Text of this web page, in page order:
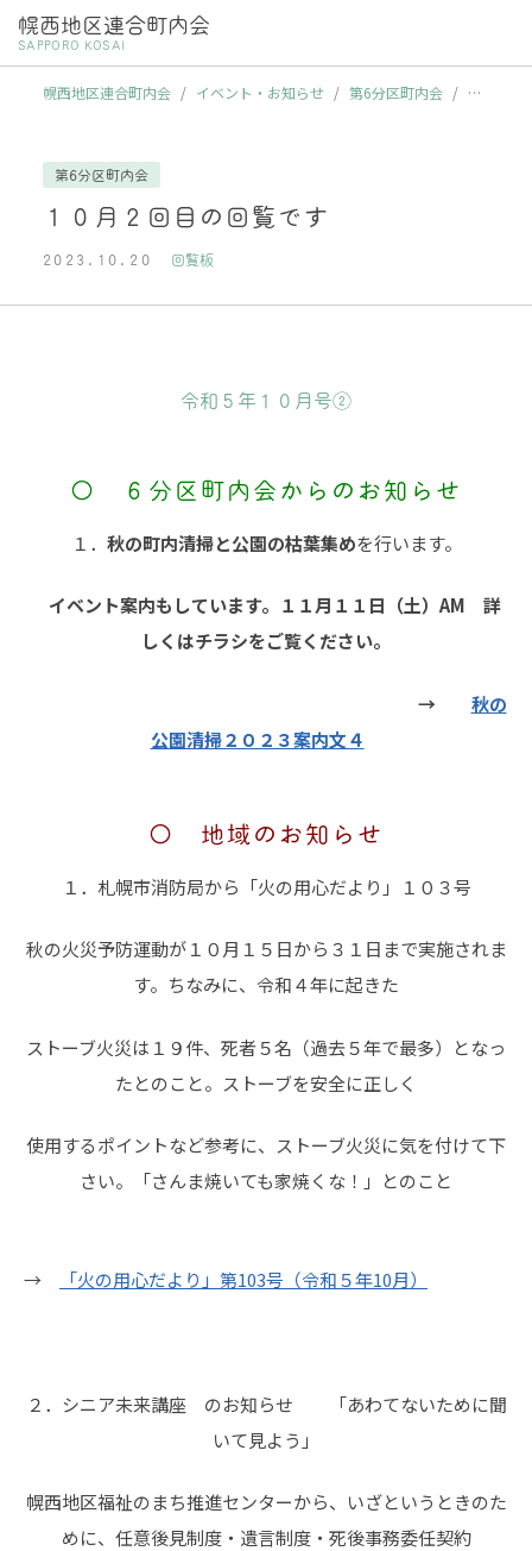
幌西地区連合町内会
SAPPORO KOSAI
幌西地区連合町内会 / イベント・お知らせ / 第6分区町内会 / １
第6分区町内会
１０月２回目の回覧です
2023.10.20 回覧板
令和５年１０月号②
〇 ６分区町内会からのお知らせ
１． 秋の町内清掃と公園の枯葉集めを行います。
イベント案内もしています。１１月１１日（土）AM 詳
しくはチラシをご覧ください。
→ 秋の
公園清掃２０２３案内文４
〇 地域のお知らせ
１．札幌市消防局から「火の用心だより」１０３号
秋の火災予防運動が１０月１５日から３１日まで実施されま
す。ちなみに、令和４年に起きた
ストーブ火災は１９件、死者５名（過去５年で最多）となっ
たとのこと。ストーブを安全に正しく
使用するポイントなど参考に、ストーブ火災に気を付けて下
さい。「さんま焼いても家焼くな！」とのこと
→ 「火の用心だより」第103号（令和５年10月）
２．シニア未来講座 のお知らせ 「あわてないために聞
いて見よう」
幌西地区福祉のまち推進センターから、いざというときのた
めに、任意後見制度・遺言制度・死後事務委任契約